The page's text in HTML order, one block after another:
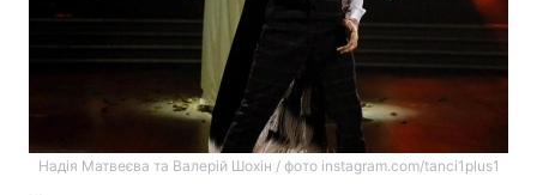
Надія Матвеєва та Валерій Шохін / фото instagram.com/tanci1plus1